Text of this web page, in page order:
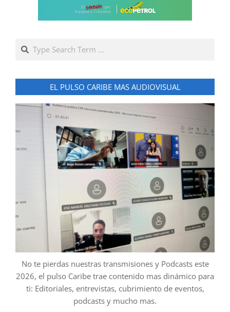
Search
EL PULSO CARIBE MAS AUDIOVISUAL
No te pierdas nuestras transmisiones y Podcasts este
2026, el pulso Caribe trae contenido mas dinámico para
ti: Editoriales, entrevistas, cubrimiento de eventos,
podcasts y mucho mas.